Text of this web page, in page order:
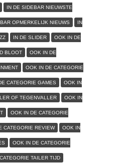
IN DE SIDEBAR NIEUWSTE
OPMERKELIJK NIEUWS IN
IN DE SLIDER OOK IN DE
BLOOT OOK IN DE
OOK IN DE CATEGORIE
CATEGORIE GAMES OOK IN
OF TEGENVALLER OOK IN
OOK IN DE CATEGORIE
CATEGORIE REVIEW OOK IN
OOK IN DE CATEGORIE
TAILER TIJD